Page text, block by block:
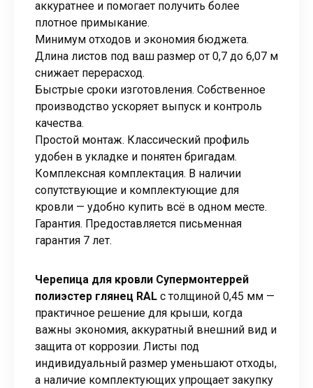
аккуратнее и помогает получить более
плотное примыкание.
Минимум отходов и экономия бюджета.
Длина листов под ваш размер от 0,7 до 6,07 м
снижает перерасход.
Быстрые сроки изготовления. Собственное
производство ускоряет выпуск и контроль
качества.
Простой монтаж. Классический профиль
удобен в укладке и понятен бригадам.
Комплексная комплектация. В наличии
сопутствующие и комплектующие для
кровли — удобно купить всё в одном месте.
Гарантия. Предоставляется письменная
гарантия 7 лет.
Черепица для кровли Супермонтеррей
полиэстер глянец RAL с толщиной 0,45 мм —
практичное решение для крыши, когда
важны экономия, аккуратный внешний вид и
защита от коррозии. Листы под
индивидуальный размер уменьшают отходы,
а наличие комплектующих упрощает закупку